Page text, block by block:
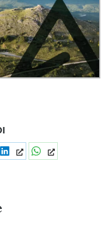
CondividiCondividi